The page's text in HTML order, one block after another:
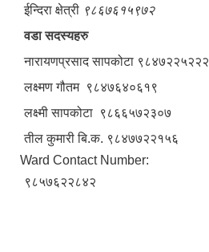
ईन्दिरा क्षेत्री ९८६७६१५९७२
वडा सदस्यहरु
नारायणप्रसाद सापकोटा ९८४७२२५२२२
लक्ष्मण गौतम ९८४७६४०६१९
लक्ष्मी सापकोटा ९८६६५७२३०७
तील कुमारी बि.क. ९८४७७२२१५६
Ward Contact Number:
९८५७६२२८४२